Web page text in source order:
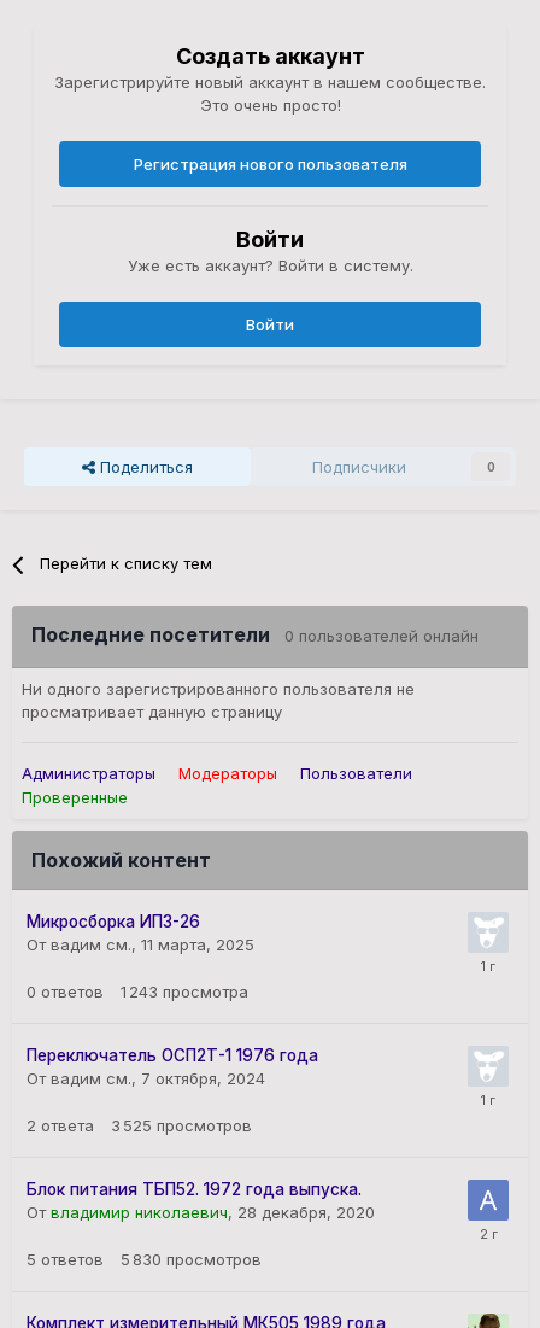
Создать аккаунт
Зарегистрируйте новый аккаунт в нашем сообществе.
Это очень просто!
Регистрация нового пользователя
Войти
Уже есть аккаунт? Войти в систему.
Войти
Поделиться Подписчики 0
Перейти к списку тем
Последние посетители 0 пользователей онлайн
Ни одного зарегистрированного пользователя не
просматривает данную страницу
Администраторы Модераторы
Пользователи
Проверенные
Похожий контент
Микросборка ИП3-26
От вадим см., 11 марта, 2025
0 ответов 1 243 просмотра
Переключатель ОСП2Т-1 1976 года
От вадим см., 7 октября, 2024
2 ответа 3 525 просмотров
Блок питания ТБП52. 1972 года выпуска.
Отвладимир николаевич, 28 декабря, 2020
5 ответов 5 830 просмотров
Комплект измерительный МК505 1989 года